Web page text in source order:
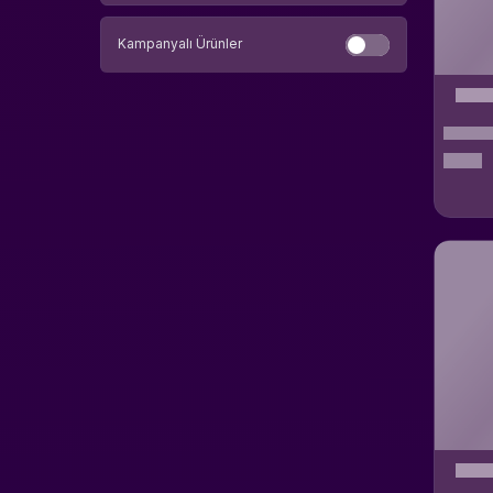
Gravity
ESTsoft
battle.net
Kampanyalı Ürünler